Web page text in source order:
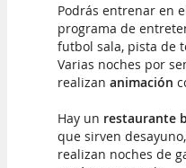
Podrás entrenar en
programa de
futbol sala, pista de
Varias noches por
realizan animación
Hay un restaurante
que sirven
realizan noches de